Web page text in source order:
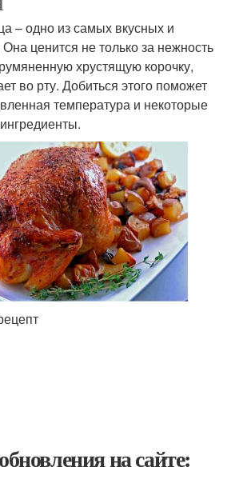
– одно из самых вкусных и
ценится не только за нежность
хрустящую корочку,
во рту. Добиться этого поможет
температура и некоторые
на сайте: